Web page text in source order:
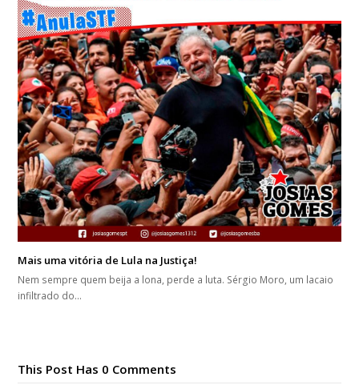
Mais uma vitória de Lula na Justiça!
Nem sempre quem beija a lona, perde a luta. Sérgio Moro, um lacaio
infiltrado do…
This Post Has 0 Comments